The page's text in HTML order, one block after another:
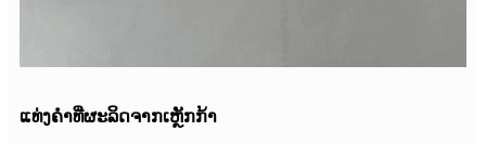
ແທ່ງຄຳທີ່ຜະລິດຈາກເຫຼັກກ້າ